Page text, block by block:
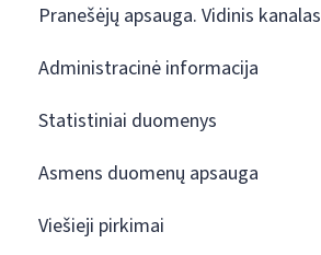
Pranešėjų apsauga. Vidinis kanalas
Administracinė informacija
Statistiniai duomenys
Asmens duomenų apsauga
Viešieji pirkimai